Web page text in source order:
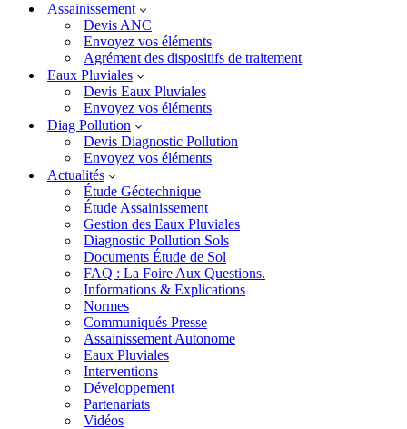
Assainissement
Devis ANC
Envoyez vos éléments
Agrément des dispositifs de traitement
Eaux Pluviales
Devis Eaux Pluviales
Envoyez vos éléments
Diag Pollution
Devis Diagnostic Pollution
Envoyez vos éléments
Actualités
Étude Géotechnique
Étude Assainissement
Gestion des Eaux Pluviales
Diagnostic Pollution Sols
Documents Étude de Sol
FAQ : La Foire Aux Questions.
Informations & Explications
Normes
Communiqués Presse
Assainissement Autonome
Eaux Pluviales
Interventions
Développement
Partenariats
Vidéos